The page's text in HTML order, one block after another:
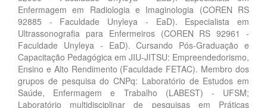
Enfermagem em Radiologia e Imaginologia (COREN RS
92885 - Faculdade Unyleya - EaD). Especialista em
Ultrassonografia para Enfermeiros (COREN RS 92961 -
Faculdade Unyleya - EaD). Cursando Pós-Graduação e
Capacitação Pedagógica em JIU-JITSU: Empreendedorismo,
Ensino e Alto Rendimento (Faculdade FETAC). Membro dos
grupos de pesquisa do CNPq: Laboratório de Estudos em
Saúde, Enfermagem e Trabalho (LABEST) - UFSM;
Laboratório multidisciplinar de pesquisas em Práticas